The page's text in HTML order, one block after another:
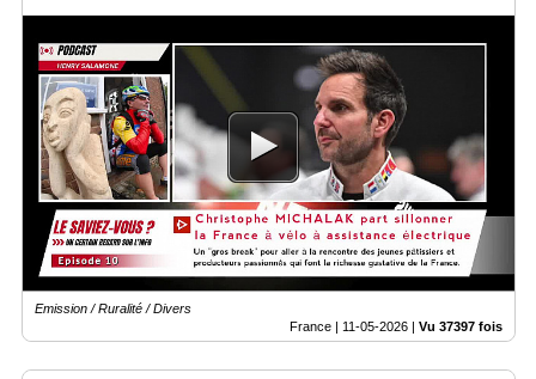
Emission / Ruralité / Divers
France | 11-05-2026 Vu 37397 fois